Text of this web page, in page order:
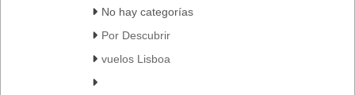
No hay categorías
Por Descubrir
vuelos Lisboa